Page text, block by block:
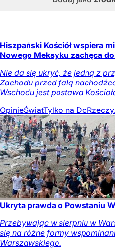
Hiszpański Kościół wspiera
Nowego Meksyku zachęca
Nie da się ukryć, że jedną z
Zachodu przed falą
Wschodu jest postawa
OpinieŚwiatTylko na
Ukryta prawda o Powstaniu
Przebywając w sierpniu w
się na różne formy
Warszawskiego.